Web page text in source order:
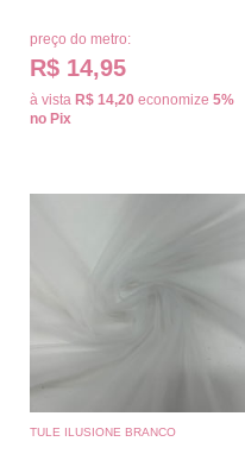
preço do metro:
R$ 14,95
à vista R$ 14,20 economize 5%
no Pix
TULE ILUSIONE BRANCO